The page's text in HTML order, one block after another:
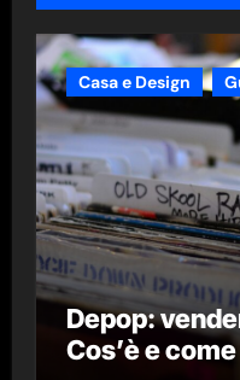
Casa e Design
Depop:
Cos’è e